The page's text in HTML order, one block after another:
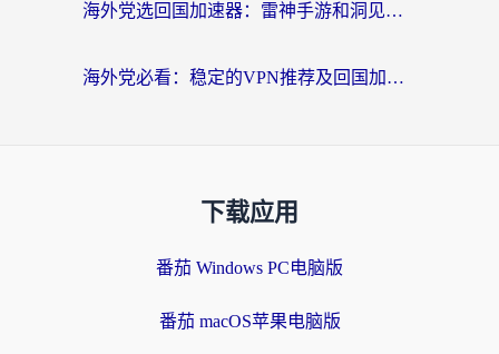
海外党选回国加速器：雷神手游和洞见哪个好？附iPhone免费VPN推荐及ChickCNUfunR实测
海外党必看：稳定的VPN推荐及回国加速器选择全攻略——告别地域限制，轻松刷国内资源
下载应用
番茄 Windows PC电脑版
番茄 macOS苹果电脑版